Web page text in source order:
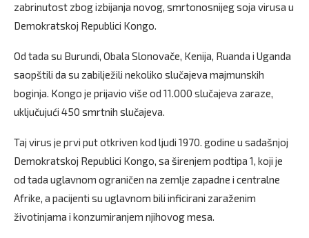
zabrinutost zbog izbijanja novog, smrtonosnijeg soja virusa u
Demokratskoj Republici Kongo.
Od tada su Burundi, Obala Slonovače, Kenija, Ruanda i Uganda
saopštili da su zabilježili nekoliko slučajeva majmunskih
boginja. Kongo je prijavio više od 11.000 slučajeva zaraze,
uključujući 450 smrtnih slučajeva.
Taj virus je prvi put otkriven kod ljudi 1970. godine u sadašnjoj
Demokratskoj Republici Kongo, sa širenjem podtipa 1, koji je
od tada uglavnom ograničen na zemlje zapadne i centralne
Afrike, a pacijenti su uglavnom bili inficirani zaraženim
životinjama i konzumiranjem njihovog mesa.